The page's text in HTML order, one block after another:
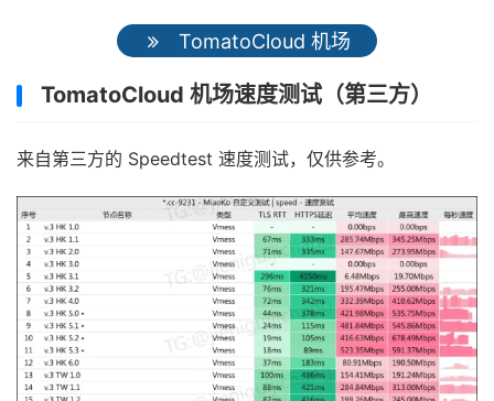
TomatoCloud 机场
TomatoCloud 机场速度测试（第三方）
来自第三方的 Speedtest 速度测试，仅供参考。